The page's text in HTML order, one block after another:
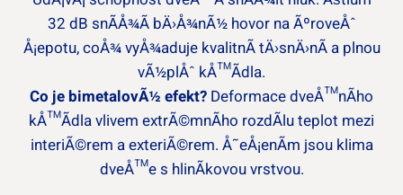
32 dB snÃ­Å¾Ã­ bÄ›Å¾nÃ½ hovor na ÃºroveÅˆ
Å¡epotu, coÅ¾ vyÅ¾aduje kvalitnÃ­ tÄ›snÄ›nÃ­ a plnou
vÃ½plÅˆ kÅ™Ã­dla.
Co je bimetalovÃ½ efekt? Deformace dveÅ™nÃ­ho
kÅ™Ã­dla vlivem extrÃ©mnÃ­ho rozdÃ­lu teplot mezi
interiÃ©rem a exteriÃ©rem. Å˜eÅ¡enÃ­m jsou klima
dveÅ™e s hlinÃ­kovou vrstvou.